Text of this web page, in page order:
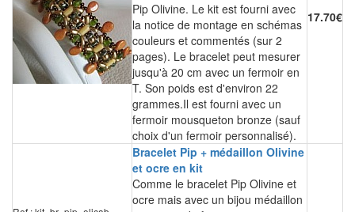
Pip Olivine. Le kit est fourni avec
la notice de montage en schémas
couleurs et commentés (sur 2
pages). Le bracelet peut mesurer
jusqu'à 20 cm avec un fermoir en
T. Son poids est d'environ 22
grammes.Il est fourni avec un
fermoir mousqueton bronze (sauf
choix d'un fermoir personnalisé).
17.70€
Bracelet Pip + médaillon Olivine
et ocre en kit
Comme le bracelet Pip Olivine et
ocre mais avec un bijou médaillon